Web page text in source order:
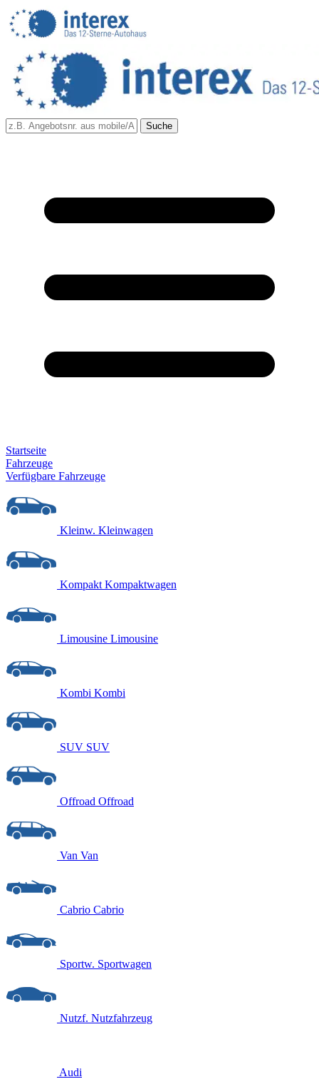
Suche
Startseite
Fahrzeuge
Verfügbare Fahrzeuge
Kleinw. Kleinwagen
Kompakt Kompaktwagen
Limousine Limousine
Kombi Kombi
SUV SUV
Offroad Offroad
Van Van
Cabrio Cabrio
Sportw. Sportwagen
Nutzf. Nutzfahrzeug
Audi